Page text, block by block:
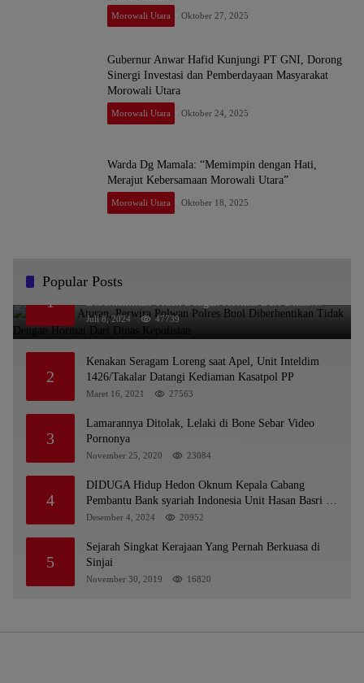
Morowali Utara Oktober 27, 2025
Gubernur Anwar Hafid Kunjungi PT GNI, Dorong
Sinergi Investasi dan Pemberdayaan Masyarakat
Morowali Utara
Morowali Utara Oktober 24, 2025
Warda Dg Mamala: “Memimpin dengan Hati,
Merajut Kebersamaan Morowali Utara”
Morowali Utara Oktober 18, 2025
Popular Posts
1
Melanggar Aturan, Perwira Polwan Polres Buol
Diberhentikan Tidak Dengan Hormat Dari Dinas
Kepolisian
Juli 8, 2024 47739
2
Kenakan Seragam Loreng saat Apel, Unit Inteldim
1426/Takalar Datangi Kediaman Kasatpol PP
Maret 16, 2021 27563
3
Lamarannya Ditolak, Lelaki di Bone Sebar Video
Pornonya
November 25, 2020 23084
4
DIDUGA Hidup Hedon Oknum Kepala Cabang
Pembantu Bank syariah Indonesia Unit Hasan Basri di
Banjarmasin Tipu Nasabah Prioritasnya Hingga
OJK Kalsel : Bertemu Tanggal 11
Desember 4, 2024 20952
5
Sejarah Singkat Kerajaan Yang Pernah Berkuasa di
Sinjai
November 30, 2019 16820